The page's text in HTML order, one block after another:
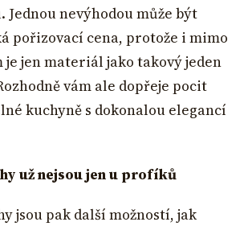
Jednou nevýhodou může být
pořizovací cena, protože i mimo
je jen materiál jako takový jeden
vám ale dopřeje pocit
kuchyně s dokonalou elegancí
už nejsou jen u profíků
jsou pak další možností, jak